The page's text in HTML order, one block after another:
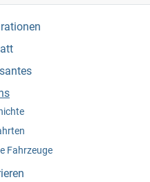
Fahrzeuge